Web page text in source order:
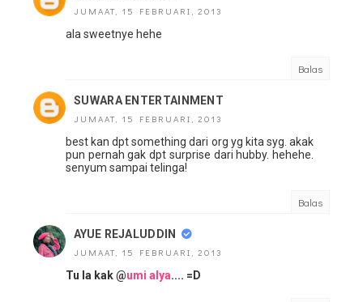
JUMAAT, 15 FEBRUARI, 2013
ala sweetnye hehe
Balas
SUWARA ENTERTAINMENT
JUMAAT, 15 FEBRUARI, 2013
best kan dpt something dari org yg kita syg. akak
pun pernah gak dpt surprise dari hubby. hehehe.
senyum sampai telinga!
Balas
AYUE REJALUDDIN
JUMAAT, 15 FEBRUARI, 2013
Tu la kak @umi alya.... =D